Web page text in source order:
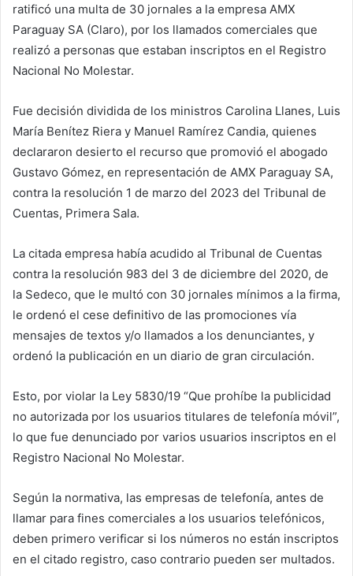
ratificó una multa de 30 jornales a la empresa AMX
Paraguay SA (Claro), por los llamados comerciales que
realizó a personas que estaban inscriptos en el Registro
Nacional No Molestar.
Fue decisión dividida de los ministros Carolina Llanes, Luis
María Benítez Riera y Manuel Ramírez Candia, quienes
declararon desierto el recurso que promovió el abogado
Gustavo Gómez, en representación de AMX Paraguay SA,
contra la resolución 1 de marzo del 2023 del Tribunal de
Cuentas, Primera Sala.
La citada empresa había acudido al Tribunal de Cuentas
contra la resolución 983 del 3 de diciembre del 2020, de
la Sedeco, que le multó con 30 jornales mínimos a la firma,
le ordenó el cese definitivo de las promociones vía
mensajes de textos y/o llamados a los denunciantes, y
ordenó la publicación en un diario de gran circulación.
Esto, por violar la Ley 5830/19 “Que prohíbe la publicidad
no autorizada por los usuarios titulares de telefonía móvil”,
lo que fue denunciado por varios usuarios inscriptos en el
Registro Nacional No Molestar.
Según la normativa, las empresas de telefonía, antes de
llamar para fines comerciales a los usuarios telefónicos,
deben primero verificar si los números no están inscriptos
en el citado registro, caso contrario pueden ser multados.